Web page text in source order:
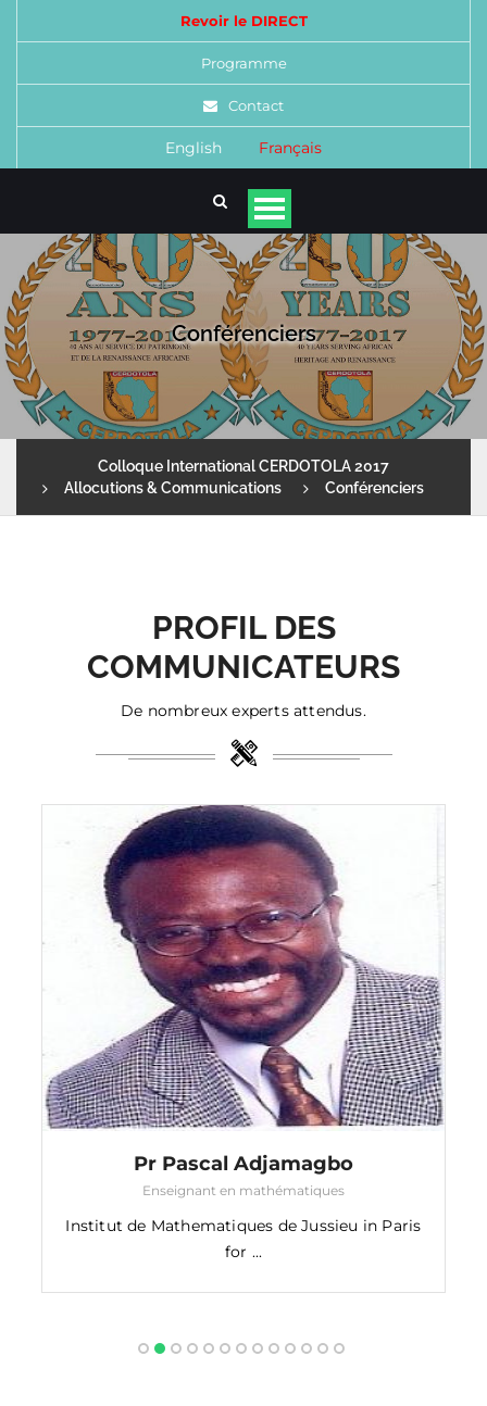
Revoir le DIRECT
Programme
Contact
English Français
Conférenciers
Colloque International CERDOTOLA 2017
Allocutions & Communications
Conférenciers
PROFIL DES
COMMUNICATEURS
De nombreux experts attendus.
Pr Pascal Adjamagbo
Enseignant en mathématiques
Institut de Mathematiques de Jussieu in Paris
for ...